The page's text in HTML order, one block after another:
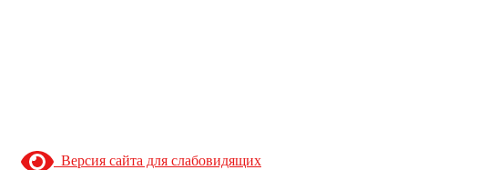
Версия сайта для слабовидящих